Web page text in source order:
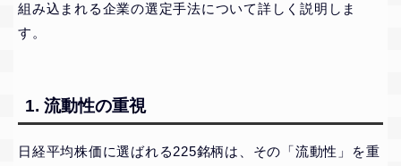
組み込まれる企業の選定手法について詳しく説明しま
す。
1. 流動性の重視
日経平均株価に選ばれる225銘柄は、その「流動性」を重